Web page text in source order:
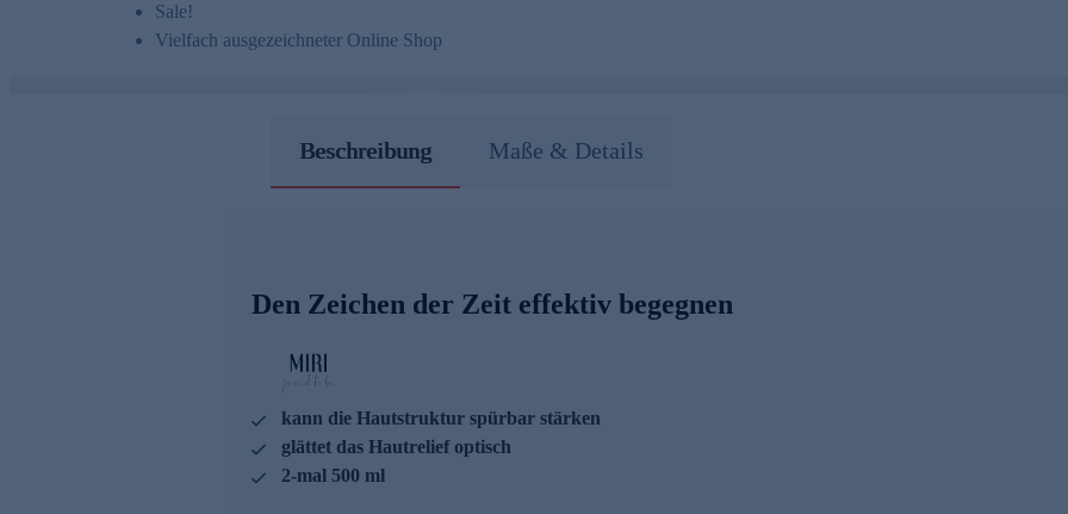
Sale!
Vielfach ausgezeichneter Online Shop
Beschreibung Maße & Details
Den Zeichen der Zeit effektiv begegnen
kann die Hautstruktur spürbar stärken
glättet das Hautrelief optisch
2-mal 500 ml